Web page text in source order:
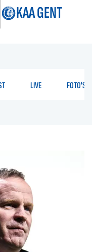
KAA GENT
LIVE FOTO'S